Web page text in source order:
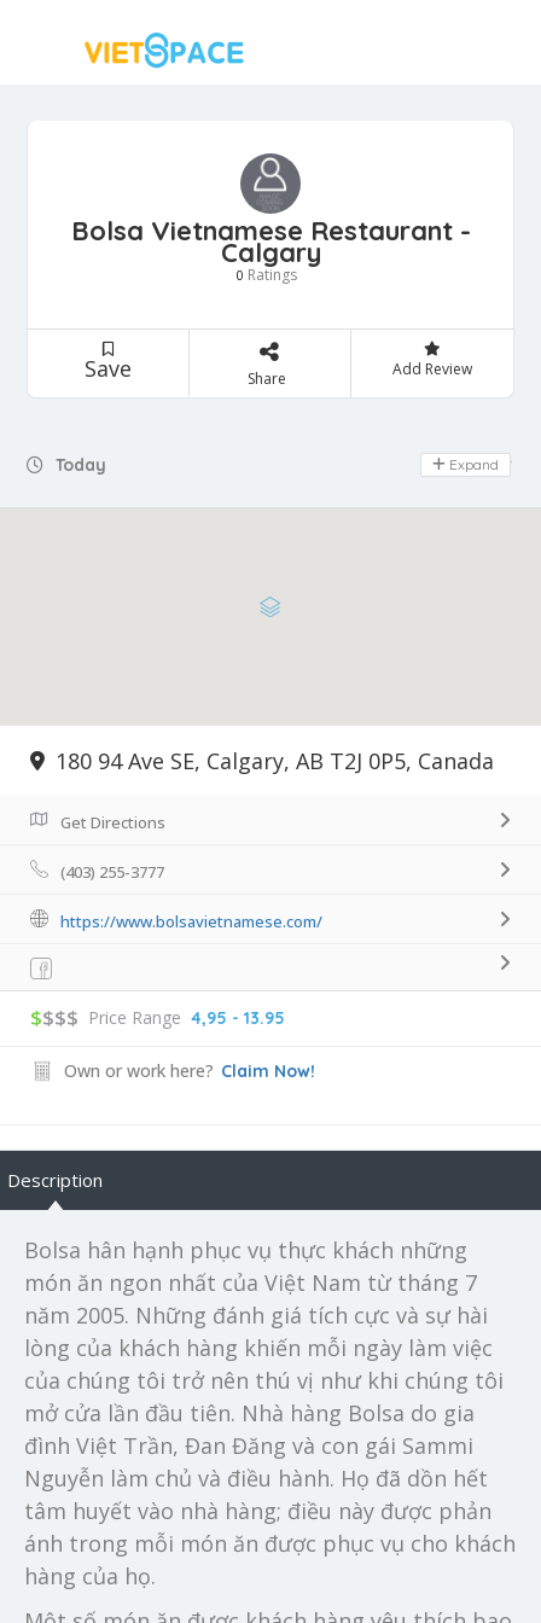
Bolsa Vietnamese Restaurant -
Calgary
0 Ratings
Save Share Add Review
Today Day Off
Expand
180 94 Ave SE, Calgary, AB T2J 0P5, Canada
Get Directions
(403) 255-3777
https://www.bolsavietnamese.com/
$$$$ Price Range 4,95 - 13.95
Own or work here? Claim Now!
Description
Bolsa hân hạnh phục vụ thực khách những
món ăn ngon nhất của Việt Nam từ tháng 7
năm 2005. Những đánh giá tích cực và sự hài
lòng của khách hàng khiến mỗi ngày làm việc
của chúng tôi trở nên thú vị như khi chúng tôi
mở cửa lần đầu tiên. Nhà hàng Bolsa do gia
đình Việt Trần, Đan Đăng và con gái Sammi
Nguyễn làm chủ và điều hành. Họ đã dồn hết
tâm huyết vào nhà hàng; điều này được phản
ánh trong mỗi món ăn được phục vụ cho khách
hàng của họ.